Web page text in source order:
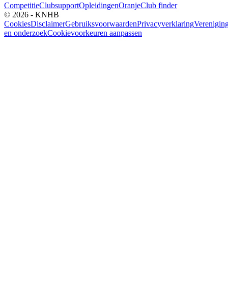
CompetitieClubsupportOpleidingenOranjeClub finder
© 2026 - KNHB
CookiesDisclaimerGebruiksvoorwaardenPrivacyverklaring
en onderzoekCookievoorkeuren aanpassen